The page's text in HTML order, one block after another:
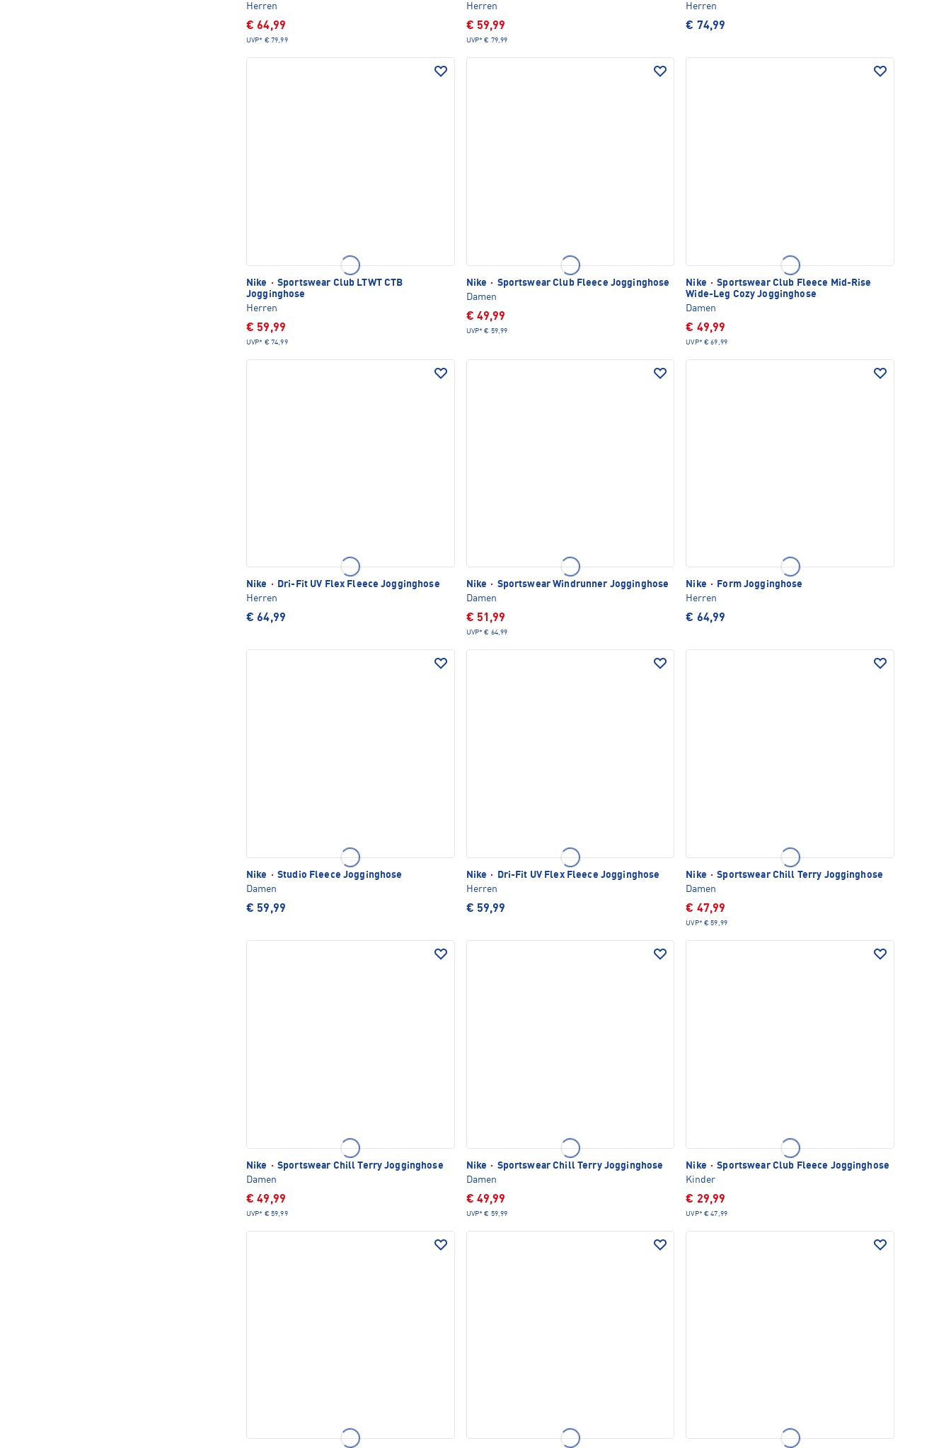
Herren
€ 64,99
UVP* € 79,99
Herren
€ 59,99
UVP* € 79,99
Herren
€ 74,99
Nike · Sportswear Club LTWT CTB
Jogginghose
Herren
€ 59,99
UVP* € 74,99
Nike · Sportswear Club Fleece Jogginghose
Damen
€ 49,99
UVP* € 59,99
Nike · Sportswear Club Fleece Mid-Rise
Wide-Leg Cozy Jogginghose
Damen
€ 49,99
UVP* € 69,99
Nike ·
Dri-Fit UV Flex Fleece Jogginghose
Herren
€ 64,99
Nike · Sportswear Windrunner Jogginghose
Damen
€ 51,99
UVP* € 64,99
Nike ·
Form Jogginghose
Herren
€ 64,99
Nike · Studio Fleece Jogginghose
Damen
€ 59,99
Nike ·
Dri-Fit UV Flex Fleece Jogginghose
Herren
€ 59,99
Nike · Sportswear Chill Terry Jogginghose
Damen
€ 47,99
UVP* € 59,99
Nike · Sportswear Chill Terry Jogginghose
Damen
€ 49,99
UVP* € 59,99
Nike · Sportswear Chill Terry Jogginghose
Damen
€ 49,99
UVP* € 59,99
Nike · Sportswear Club Fleece Jogginghose
Kinder
€ 29,99
UVP* € 47,99